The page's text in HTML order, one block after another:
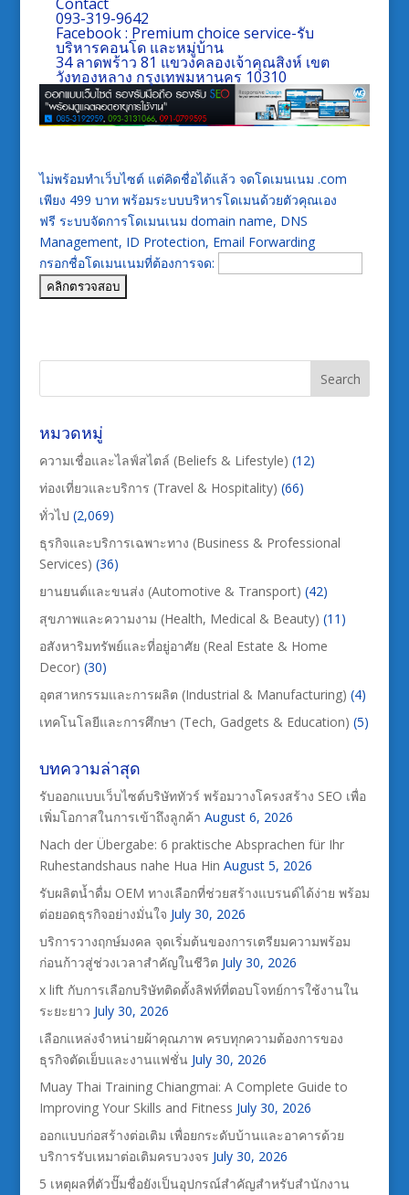
093-319-9642
Facebook : Premium choice service-รับ
บริหารคอนโด และหมู่บ้าน
34 ลาดพร้าว 81 แขวงคลองเจ้าคุณสิงห์ เขต
วังทองหลาง กรุงเทพมหานคร 10310
ไม่พร้อมทำเว็บไซต์ แต่คิดชื่อได้แล้ว จดโดเมนเนม .com
เพียง 499 บาท พร้อมระบบบริหารโดเมนด้วยตัวคุณเอง
ฟรี ระบบจัดการโดเมนเนม domain name, DNS
Management, ID Protection, Email Forwarding
กรอกชื่อโดเมนเนมที่ต้องการจด:
หมวดหมู่
ความเชื่อและไลฟ์สไตล์ (Beliefs & Lifestyle) (12)
ท่องเที่ยวและบริการ (Travel & Hospitality) (66)
ทั่วไป (2,069)
ธุรกิจและบริการเฉพาะทาง (Business & Professional
Services) (36)
ยานยนต์และขนส่ง (Automotive & Transport) (42)
สุขภาพและความงาม (Health, Medical & Beauty) (11)
อสังหาริมทรัพย์และที่อยู่อาศัย (Real Estate & Home
Decor) (30)
อุตสาหกรรมและการผลิต (Industrial & Manufacturing) (4)
เทคโนโลยีและการศึกษา (Tech, Gadgets & Education) (5)
บทความล่าสุด
รับออกแบบเว็บไซต์บริษัททัวร์ พร้อมวางโครงสร้าง SEO เพื่อ
เพิ่มโอกาสในการเข้าถึงลูกค้า August 6, 2026
Nach der Übergabe: 6 praktische Absprachen für Ihr
Ruhestandshaus nahe Hua Hin August 5, 2026
รับผลิตน้ำดื่ม OEM ทางเลือกที่ช่วยสร้างแบรนด์ได้ง่าย พร้อม
ต่อยอดธุรกิจอย่างมั่นใจ July 30, 2026
บริการวางฤกษ์มงคล จุดเริ่มต้นของการเตรียมความพร้อม
ก่อนก้าวสู่ช่วงเวลาสำคัญในชีวิต July 30, 2026
x lift กับการเลือกบริษัทติดตั้งลิฟท์ที่ตอบโจทย์การใช้งานใน
ระยะยาว July 30, 2026
เลือกแหล่งจำหน่ายผ้าคุณภาพ ครบทุกความต้องการของ
ธุรกิจตัดเย็บและงานแฟชั่น July 30, 2026
Muay Thai Training Chiangmai: A Complete Guide to
Improving Your Skills and Fitness July 30, 2026
ออกแบบก่อสร้างต่อเติม เพื่อยกระดับบ้านและอาคารด้วย
บริการรับเหมาต่อเติมครบวงจร July 30, 2026
5 เหตุผลที่ตัวปั๊มชื่อยังเป็นอุปกรณ์สำคัญสำหรับสำนักงาน